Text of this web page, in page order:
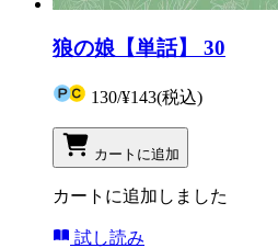
狼の娘【単話】 30
130/¥143(税込)
カートに追加
カートに追加しました
試し読み